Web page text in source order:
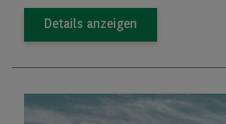
Details anzeigen